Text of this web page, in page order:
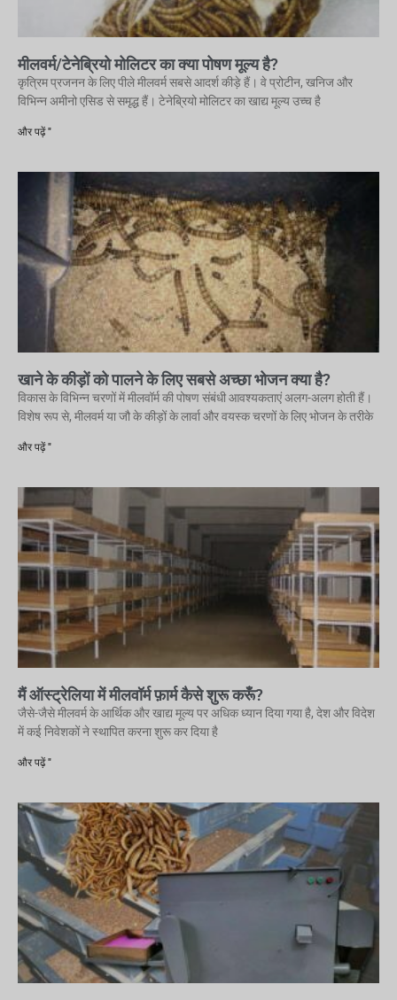
मीलवर्म/टेनेब्रियो मोलिटर का क्या पोषण मूल्य है?
कृत्रिम प्रजनन के लिए पीले मीलवर्म सबसे आदर्श कीड़े हैं। वे प्रोटीन, खनिज और
विभिन्न अमीनो एसिड से समृद्ध हैं। टेनेब्रियो मोलिटर का खाद्य मूल्य उच्च है
और पढ़ें "
खाने के कीड़ों को पालने के लिए सबसे अच्छा भोजन क्या है?
विकास के विभिन्न चरणों में मीलवॉर्म की पोषण संबंधी आवश्यकताएं अलग-अलग होती हैं।
विशेष रूप से, मीलवर्म या जौ के कीड़ों के लार्वा और वयस्क चरणों के लिए भोजन के तरीके
और पढ़ें "
मैं ऑस्ट्रेलिया में मीलवॉर्म फ़ार्म कैसे शुरू करूँ?
जैसे-जैसे मीलवर्म के आर्थिक और खाद्य मूल्य पर अधिक ध्यान दिया गया है, देश और विदेश
में कई निवेशकों ने स्थापित करना शुरू कर दिया है
और पढ़ें "